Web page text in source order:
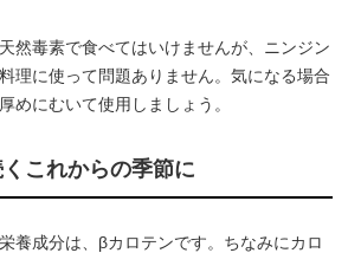
然毒素で食べてはいけませんが、ニンジン
理に使って問題ありません。気になる場合
めにむいて使用しましょう。
これからの季節に
養成分は、βカロテンです。ちなみにカロ